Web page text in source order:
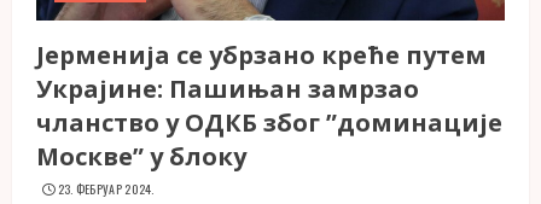
Јерменија се убрзано креће путем
Украјине: Пашињан замрзао
чланство у ОДКБ због ”доминације
Москве” у блоку
23. ФЕБРУАР 2024.